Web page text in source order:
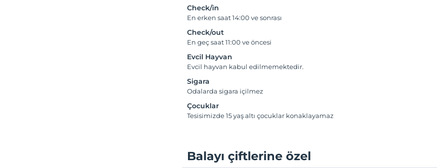
Check/in
En erken saat 14:00 ve sonrası
Check/out
En geç saat 11:00 ve öncesi
Evcil Hayvan
Evcil hayvan kabul edilmemektedir.
Sigara
Odalarda sigara içilmez
Çocuklar
Tesisimizde 15 yaş altı çocuklar konaklayamaz
Balayı çiftlerine özel